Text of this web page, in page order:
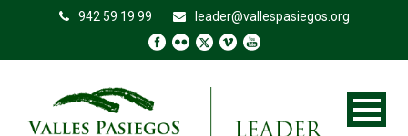
942 59 19 99 leader@vallespasiegos.org